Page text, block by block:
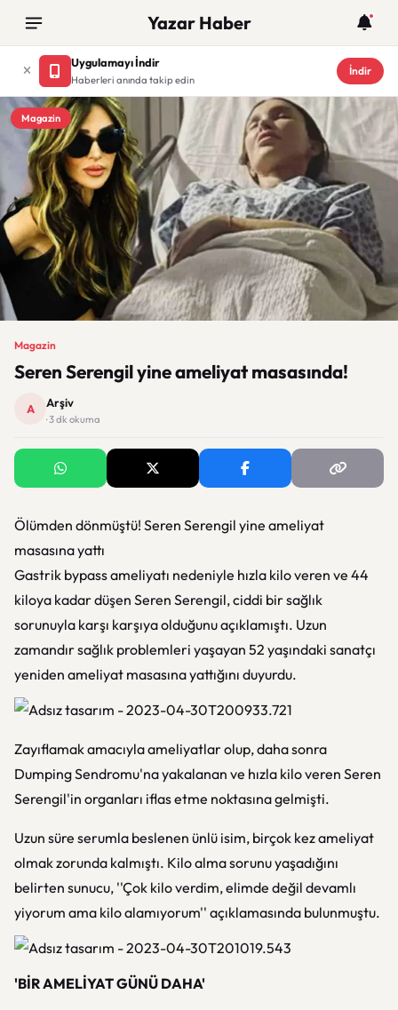
Yazar Haber
Uygulamayı İndir
Haberleri anında takip edin
İndir
Magazin
Magazin
Seren Serengil yine ameliyat masasında!
A Arşiv
· 3 dk okuma
Ölümden dönmüştü! Seren Serengil yine ameliyat
masasına yattı
Gastrik bypass ameliyatı nedeniyle hızla kilo veren ve 44
kiloya kadar düşen Seren Serengil, ciddi bir sağlık
sorunuyla karşı karşıya olduğunu açıklamıştı. Uzun
zamandır sağlık problemleri yaşayan 52 yaşındaki sanatçı
yeniden ameliyat masasına yattığını duyurdu.
Zayıflamak amacıyla ameliyatlar olup, daha sonra
Dumping Sendromu'na yakalanan ve hızla kilo veren Seren
Serengil'in organları iflas etme noktasına gelmişti.
Uzun süre serumla beslenen ünlü isim, birçok kez ameliyat
olmak zorunda kalmıştı. Kilo alma sorunu yaşadığını
belirten sunucu, ''Çok kilo verdim, elimde değil devamlı
yiyorum ama kilo alamıyorum'' açıklamasında bulunmuştu.
'BİR AMELİYAT GÜNÜ DAHA'